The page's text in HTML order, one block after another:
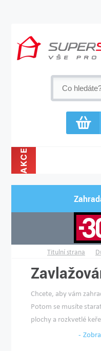
AKCE
Titulní strana
Chcete, aby vám
Potom se musíte
plochy a rozkvetlé